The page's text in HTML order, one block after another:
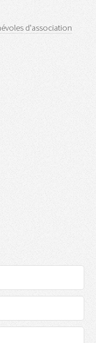
d'association